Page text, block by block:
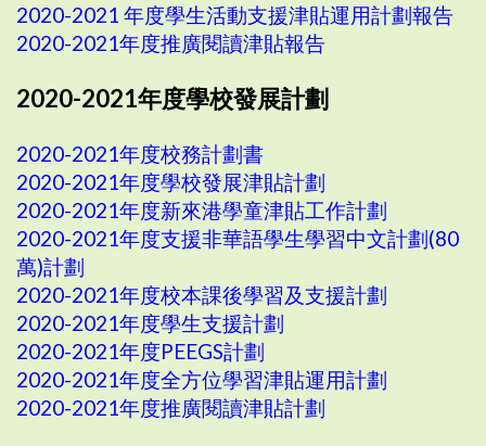
2020-2021 年度學生活動支援津貼運用計劃報告
2020-2021年度推廣閱讀津貼報告
2020-2021年度學校發展計劃
2020-2021年度校務計劃書
2020-2021年度學校發展津貼計劃
2020-2021年度新來港學童津貼工作計劃
2020-2021年度支援非華語學生學習中文計劃(80
萬)計劃
2020-2021年度校本課後學習及支援計劃
2020-2021年度學生支援計劃
2020-2021年度PEEGS計劃
2020-2021年度全方位學習津貼運用計劃
2020-2021年度推廣閱讀津貼計劃